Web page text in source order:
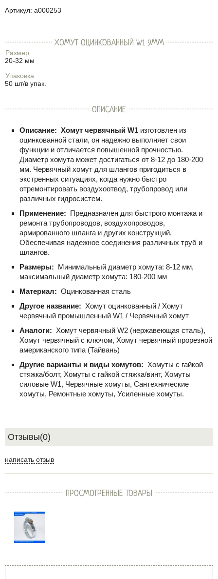
Артикул: a000253
ХОМУТ ОЦИНКОВАННЫЙ W1 9ММ
Размер
20-32 мм
Упаковка
50 шт/в упак.
ОПИСАНИЕ
Описание: Хомут червячный W1 изготовлен из
оцинкованной стали, он надежно выполняет свои
функции и отличается повышенной прочностью.
Диаметр хомута может достигаться от 8-12 до 180-200
мм. Червячный хомут для шлангов пригодиться в
экстренных ситуациях, когда нужно быстро
отремонтировать воздухоотвод, трубопровод или
различных гидросистем.
Применение: Предназначен для быстрого монтажа и
ремонта трубопроводов, воздухопроводов,
армированного шланга и других конструкций.
Обеспечивая надежное соединения различных труб и
шлангов.
Размеры: Минимальный диаметр хомута: 8-12 мм,
максимальный диаметр хомута: 180-200 мм
Материал: Оцинкованная сталь
Другое название: Хомут оцинкованный / Хомут
червячный промышленный W1 / Червячный хомут
Аналоги: Хомут червячный W2 (нержавеющая сталь),
Хомут червячный с ключом, Хомут червячный прорезной
американского типа (Тайвань)
Другие варианты и виды хомутов: Хомуты с гайкой
стяжка/болт, Хомуты с гайкой стяжка/винт, Хомуты
силовые W1, Червячные хомуты, Сантехнические
хомуты, Ремонтные хомуты, Усиленные хомуты.
Отзывы(0)
написать отзыв
ПРОСМОТРЕННЫЕ ТОВАРЫ